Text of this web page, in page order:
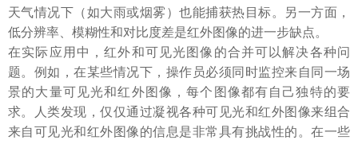
天气情况下（如大雨或烟雾）也能捕获热目标。另一方面，
低分辨率、模糊性和对比度差是红外图像的进一步缺点。
在实际应用中，红外和可见光图像的合并可以解决各种问
题。例如，在某些情况下，操作员必须同时监控来自同一场
景的大量可见光和红外图像，每个图像都有自己独特的要
求。人类发现，仅仅通过凝视各种可见光和红外图像来组合
来自可见光和红外图像的信息是非常具有挑战性的。在一些